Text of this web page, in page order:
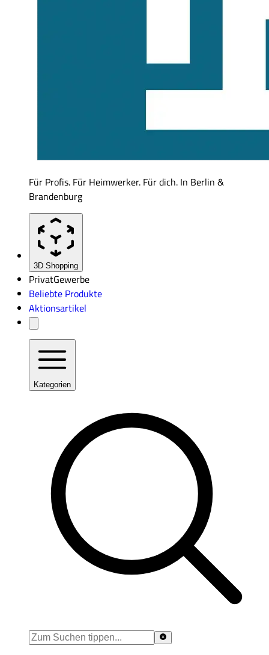
Für Profis. Für Heimwerker. Für dich. In Berlin &
Brandenburg
3D Shopping
PrivatGewerbe
Beliebte Produkte
Aktionsartikel
Kategorien